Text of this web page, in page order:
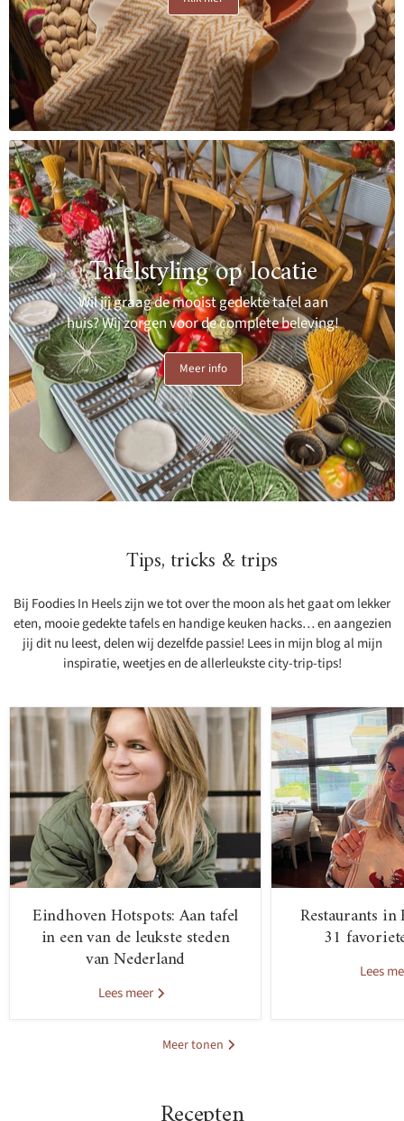
Tafelstyling op locatie
Wil jij graag de mooist gedekte tafel aan
huis? Wij zorgen voor de complete beleving!
Meer info
Tips, tricks & trips
Bij Foodies In Heels zijn we tot over the moon als het gaat om lekker
eten, mooie gedekte tafels en handige keuken hacks… en aangezien
jij dit nu leest, delen wij dezelfde passie! Lees in mijn blog al mijn
inspiratie, weetjes en de allerleukste city-trip-tips!
Eindhoven Hotspots: Aan tafel
in een van de leukste steden
van Nederland
Lees meer
Restaurants
31
Lees
Meer tonen